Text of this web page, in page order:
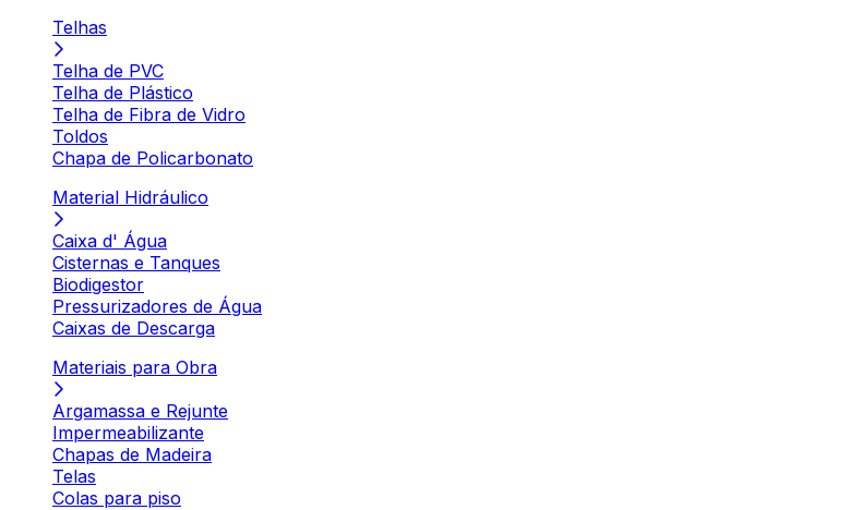
Telhas
Telha de PVC
Telha de Plástico
Telha de Fibra de Vidro
Toldos
Chapa de Policarbonato
Material Hidráulico
Caixa d' Água
Cisternas e Tanques
Biodigestor
Pressurizadores de Água
Caixas de Descarga
Materiais para Obra
Argamassa e Rejunte
Impermeabilizante
Chapas de Madeira
Telas
Colas para piso